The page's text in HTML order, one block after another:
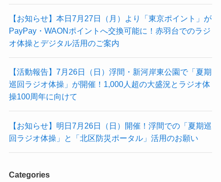
【お知らせ】本日7月27日（月）より「東京ポイント」が
PayPay・WAONポイントへ交換可能に！赤羽台でのラジ
オ体操とデジタル活用のご案内
【活動報告】7月26日（日）浮間・新河岸東公園で「夏期
巡回ラジオ体操」が開催！1,000人超の大盛況とラジオ体
操100周年に向けて
【お知らせ】明日7月26日（日）開催！浮間での「夏期巡
回ラジオ体操」と「北区防災ポータル」活用のお願い
Categories